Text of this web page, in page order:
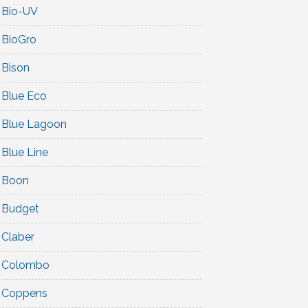
Bio-UV
BioGro
Bison
Blue Eco
Blue Lagoon
Blue Line
Boon
Budget
Claber
Colombo
Coppens